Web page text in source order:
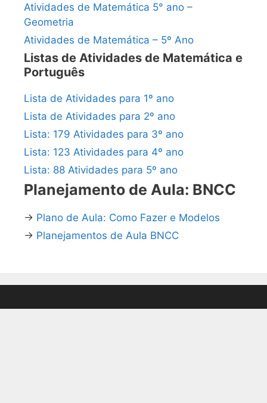
Atividades de Matemática 5° ano –
Geometria
Atividades de Matemática – 5º Ano
Listas de Atividades de Matemática e
Português
Lista de Atividades para 1º ano
Lista de Atividades para 2º ano
Lista: 179 Atividades para 3º ano
Lista: 123 Atividades para 4º ano
Lista: 88 Atividades para 5º ano
Planejamento de Aula: BNCC
→ Plano de Aula: Como Fazer e Modelos
→ Planejamentos de Aula BNCC